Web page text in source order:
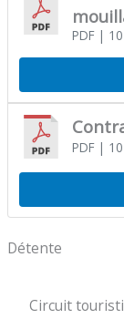
PDF|
PDF|
Détente
Circuit